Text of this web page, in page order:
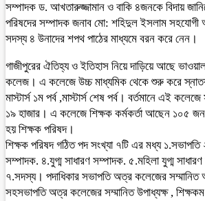
সম্পাদক ড. আখতারুজ্জামান ও বাকি ৪জনকে বিদায়
পরিষদের সম্পাদক জনাব মো: শহিদুল ইসলাম সহযোগী
সদস্য ৪ উনাদের শপথ পাঠের মাধ্যমে বরন করে নেন।
গাজীপুরের ঐতিহ্য ও ইতিহাস নিয়ে দাড়িয়ে আছে
কলেজ। এ কলেজে উচ্চ মাধ্যমিক থেকে শুরু করে
মাস্টার্স ১ম পর্ব ,মাস্টার্স শেষ পর্ব। বর্তমানে এই কলেজে
১৯ হাজার। এ কলেজে শিক্ষক কর্মকর্তা আছেন ১০৫ জন
হয় শিক্ষক পরিষদ।
শিক্ষক পরিষদ গঠিত পদ সংখ্যা ৭টি এর মধ্য
সম্পাদক. ৪.যুগ্ম সাধারণ সম্পাদক. ৫.মহিলা যুগ্ম
৭.সদস্য। পদাধিকার সভাপতি অত্র কলেজের সম্মানিত
সহসভাপতি অত্র কলেজের সম্মানিত উপাধ্যক্ষ ,